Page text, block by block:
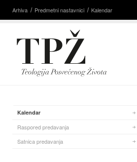
Arhiva Predmetni nastavnici Kalendar
Kalendar
Raspored predavanja
Satnica predavanja